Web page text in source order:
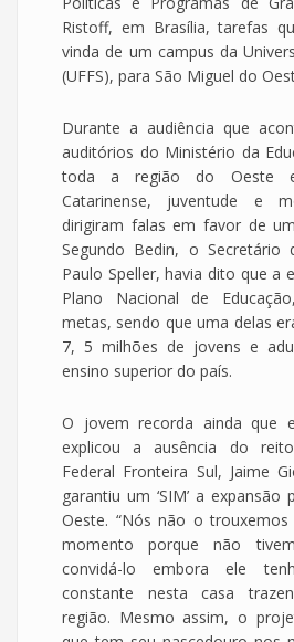
Ristoff, em Brasília, tarefas
vinda de um campus da
(UFFS), para São Miguel do
Durante a audiência que
auditórios do Ministério da
toda a região do Oeste
Catarinense, juventude e
dirigiram falas em favor de
Segundo Bedin, o Secretário
Paulo Speller, havia dito que a
Plano Nacional de
metas, sendo que uma delas
7, 5 milhões de jovens e
ensino superior do país.
O jovem recorda ainda que
explicou a ausência do
Federal Fronteira Sul, Jaime
garantiu um ‘SIM’ a
Oeste. “Nós não o
momento porque não
convidá-lo embora ele
constante nesta casa
região. Mesmo assim, o